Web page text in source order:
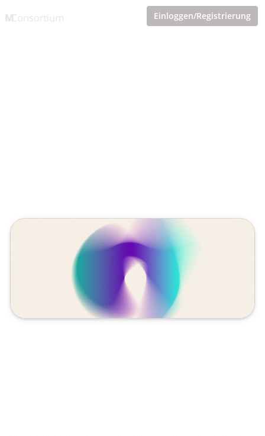
Einloggen/Registrierung